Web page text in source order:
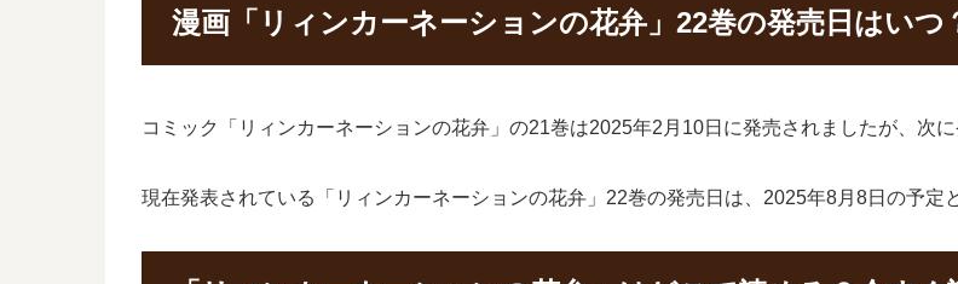
漫画「リィンカーネーションの花弁」22巻の発売日はいつ
コミック「リィンカーネーションの花弁」の21巻は2025年2月10日に発売されましたが、次
現在発表されている「リィンカーネーションの花弁」22巻の発売日は、2025年8月8日の予定